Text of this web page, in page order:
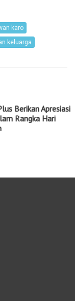
karo
keluarga
Berikan Apresiasi
Rangka Hari